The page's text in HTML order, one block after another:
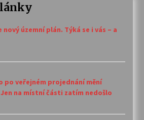
územní plán. Týká se i vás – a
po veřejném projednání mění
na místní části zatím nedošlo